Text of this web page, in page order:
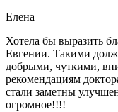
Елена
Хотела бы выразить
Евгении. Такими
добрыми, чуткими,
рекомендациям
стали заметны
огромное!!!!